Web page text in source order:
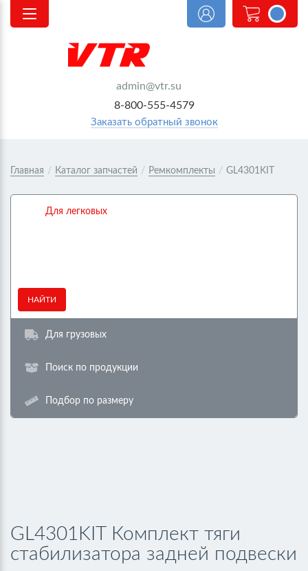
admin@vtr.su
8-800-555-4579
Заказать обратный звонок
<@
order.count
|| 0 @>
Главная / Каталог запчастей / Ремкомплекты / GL4301KIT
Для легковых
НАЙТИ
Для грузовых
Поиск по продукции
Подбор по размеру
GL4301KIT Комплект тяги
стабилизатора задней подвески